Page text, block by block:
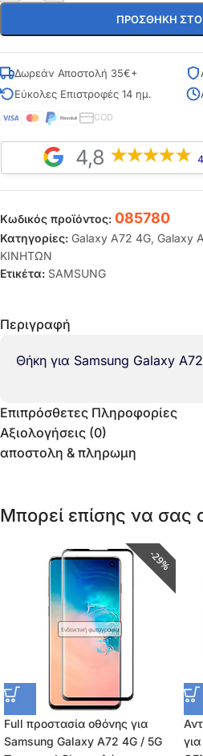
ΠΡΟΣΘΉΚΗ ΣΤΟ
Δωρεάν Αποστολή 35€+
Εύκολες Επιστροφές 14 ημ.
COD
4,8
Κωδικός προϊόντος: 085780
Κατηγορίες: Galaxy A72 4G, Galaxy
ΚΙΝΗΤΩΝ
Ετικέτα: SAMSUNG
Περιγραφή
Θήκη για Samsung Galaxy
Επιπρόσθετες Πληροφορίες
Αξιολογήσεις (0)
αποστολη & πληρωμη
Μπορεί επίσης να σας
Ενδεικτική φωτογραφία
29%
Full προστασία οθόνης για
Samsung Galaxy A72 4G / 5G